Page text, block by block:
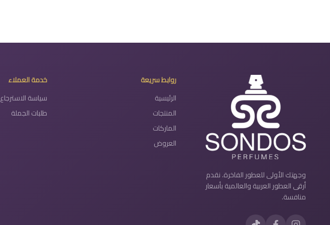
وجهتك الأولى للعطور الفاخرة. نقدم
أرقى العطور العربية والعالمية بأسعار
منافسة.
روابط سريعة
الرئيسية
المنتجات
الماركات
العروض
خدمة العملاء
سياسة الاسترجاع
طلبات الجملة